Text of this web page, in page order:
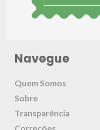
Navegue
Quem Somos
Sobre
Transparência